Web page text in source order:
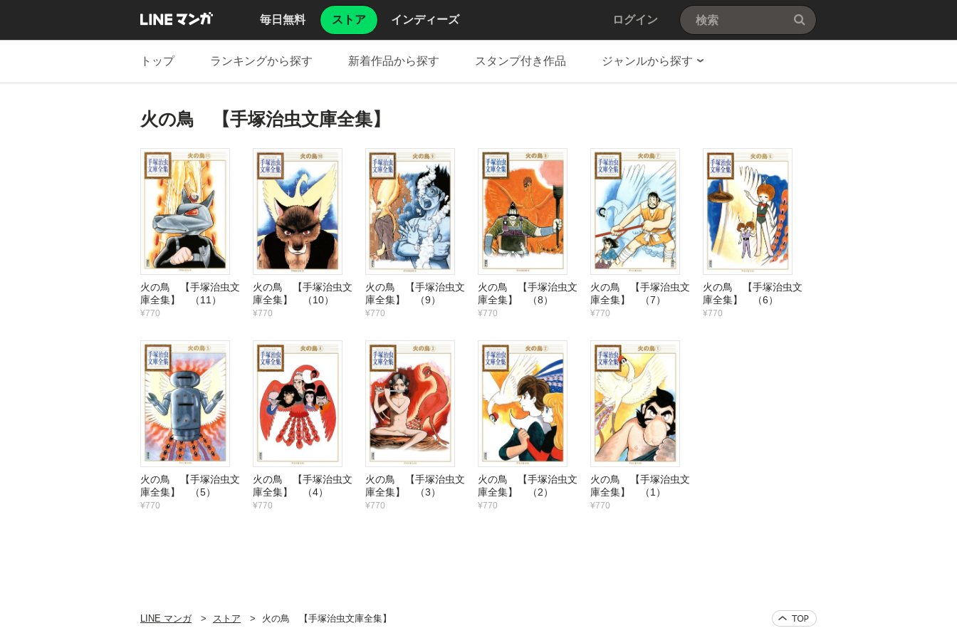
毎日無料 ストア インディーズ ログイン
トップ ランキングから探す 新着作品から探す スタンプ付き作品 ジャンルから探す
火の鳥 【手塚治虫文庫全集】
火の鳥 【手塚治虫文
庫全集】 （11）
¥770
火の鳥 【手塚治虫文
庫全集】 （10）
¥770
火の鳥 【手塚治虫文
庫全集】 （9）
¥770
火の鳥 【手塚治虫文
庫全集】 （8）
¥770
火の鳥 【手塚治虫文
庫全集】 （7）
¥770
火の鳥 【手塚治虫文
庫全集】 （6）
¥770
火の鳥 【手塚治虫文
庫全集】 （5）
¥770
火の鳥 【手塚治虫文
庫全集】 （4）
¥770
火の鳥 【手塚治虫文
庫全集】 （3）
¥770
火の鳥 【手塚治虫文
庫全集】 （2）
¥770
火の鳥 【手塚治虫文
庫全集】 （1）
¥770
LINE マンガ ストア 火の鳥 【手塚治虫文庫全集】